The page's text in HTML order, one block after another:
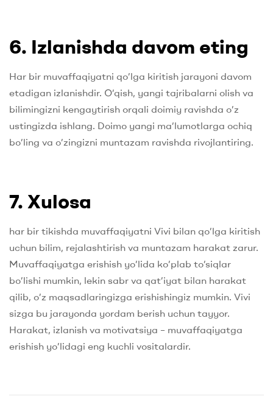
6. Izlanishda davom eting
Har bir muvaffaqiyatni qo’lga kiritish jarayoni davom
etadigan izlanishdir. O’qish, yangi tajribalarni olish va
bilimingizni kengaytirish orqali doimiy ravishda o’z
ustingizda ishlang. Doimo yangi ma’lumotlarga ochiq
bo’ling va o’zingizni muntazam ravishda rivojlantiring.
7. Xulosa
har bir tikishda muvaffaqiyatni Vivi bilan qo’lga kiritish
uchun bilim, rejalashtirish va muntazam harakat zarur.
Muvaffaqiyatga erishish yo’lida ko’plab to’siqlar
bo’lishi mumkin, lekin sabr va qat’iyat bilan harakat
qilib, o’z maqsadlaringizga erishishingiz mumkin. Vivi
sizga bu jarayonda yordam berish uchun tayyor.
Harakat, izlanish va motivatsiya – muvaffaqiyatga
erishish yo’lidagi eng kuchli vositalardir.